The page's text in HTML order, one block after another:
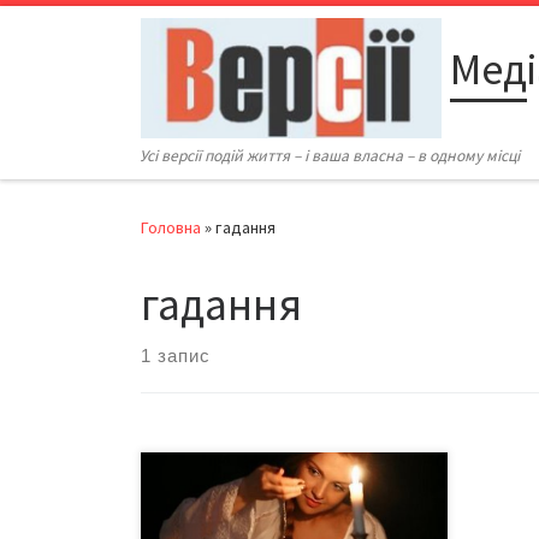
Перейти до вмісту
Усі версії подій життя – і ваша власна – в одному місці
Головна »гадання
гадання
1 запис
13 грудня відзначають День Андрія
Первозванного. У народі кажуть,
що в ніч на Андрія (з 12 на 13